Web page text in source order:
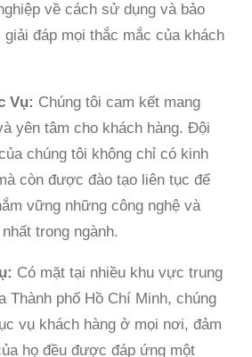
về cách sử dụng và bảo
giải đáp mọi thắc mắc của khách
Vụ: Chúng tôi cam kết mang
yên tâm cho khách hàng. Đội
chúng tôi không chỉ có kinh
còn được đào tạo liên tục để
vững những công nghệ và
trong ngành.
Có mặt tại nhiều khu vực trung
Thành phố Hồ Chí Minh, chúng
vụ khách hàng ở mọi nơi, đảm
họ đều được đáp ứng một